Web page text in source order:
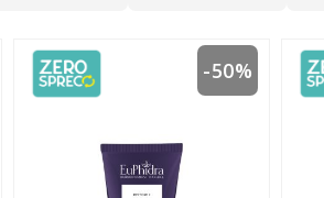
-50%